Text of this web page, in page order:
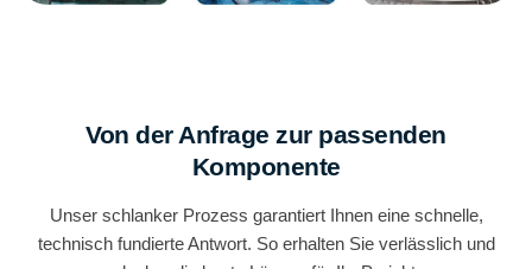
Von der Anfrage zur passenden
Komponente
Unser schlanker Prozess garantiert Ihnen eine schnelle,
technisch fundierte Antwort. So erhalten Sie verlässlich und